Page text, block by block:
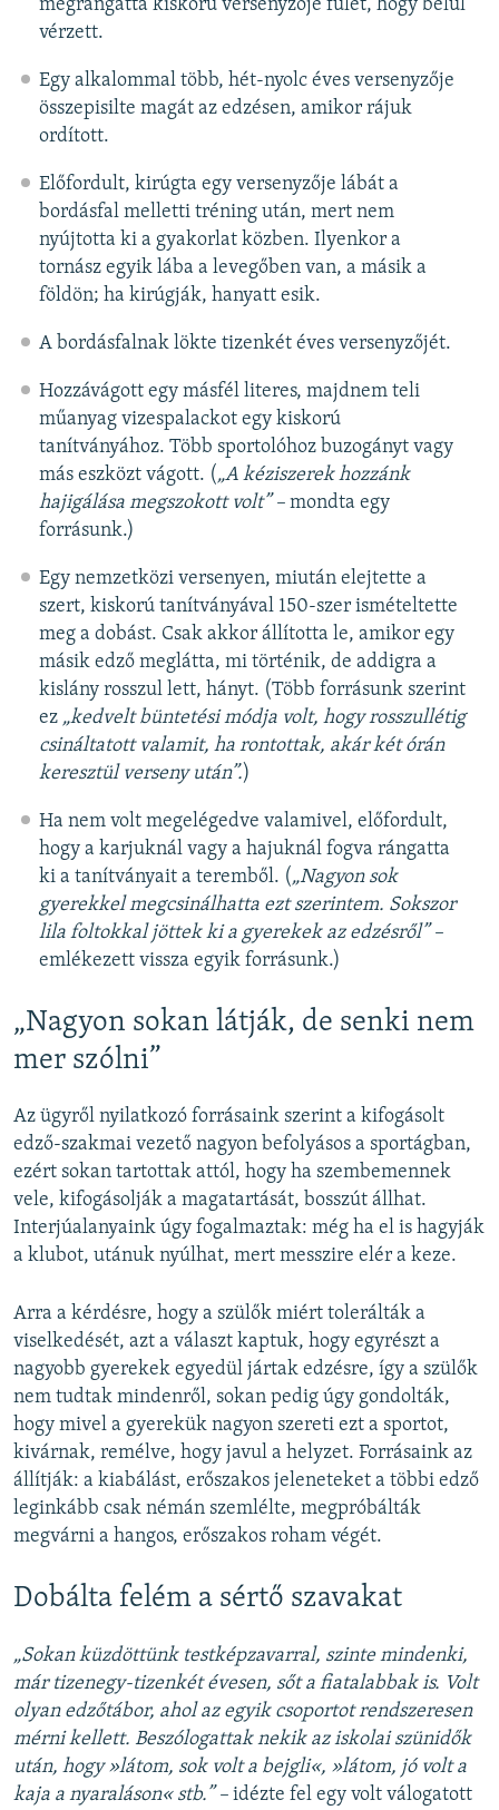
megrángatta kiskorú versenyzője fülét, hogy belül
vérzett.
Egy alkalommal több, hét-nyolc éves versenyzője
összepisilte magát az edzésen, amikor rájuk
ordított.
Előfordult, kirúgta egy versenyzője lábát a
bordásfal melletti tréning után, mert nem
nyújtotta ki a gyakorlat közben. Ilyenkor a
tornász egyik lába a levegőben van, a másik a
földön; ha kirúgják, hanyatt esik.
A bordásfalnak lökte tizenkét éves versenyzőjét.
Hozzávágott egy másfél literes, majdnem teli
műanyag vizespalackot egy kiskorú
tanítványához. Több sportolóhoz buzogányt vagy
más eszközt vágott. („A kéziszerek hozzánk
hajigálása megszokott volt” –mondta egy
forrásunk.)
Egy nemzetközi versenyen, miután elejtette a
szert, kiskorú tanítványával 150-szer ismételtette
meg a dobást. Csak akkor állította le, amikor egy
másik edző meglátta, mi történik, de addigra a
kislány rosszul lett, hányt. (Több forrásunk szerint
ez „kedvelt büntetési módja volt, hogy rosszullétig
csináltatott valamit, ha rontottak, akár két órán
keresztül verseny után”.)
Ha nem volt megelégedve valamivel, előfordult,
hogy a karjuknál vagy a hajuknál fogva rángatta
ki a tanítványait a teremből. („Nagyon sok
gyerekkel megcsinálhatta ezt szerintem. Sokszor
lila foltokkal jöttek ki a gyerekek az edzésről” –
emlékezett vissza egyik forrásunk.)
„Nagyon sokan látják, de senki nem
mer szólni”
Az ügyről nyilatkozó forrásaink szerint a kifogásolt
edző-szakmai vezető nagyon befolyásos a sportágban,
ezért sokan tartottak attól, hogy ha szembemennek
vele, kifogásolják a magatartását, bosszút állhat.
Interjúalanyaink úgy fogalmaztak: még ha el is hagyják
a klubot, utánuk nyúlhat, mert messzire elér a keze.
Arra a kérdésre, hogy a szülők miért tolerálták a
viselkedését, azt a választ kaptuk, hogy egyrészt a
nagyobb gyerekek egyedül jártak edzésre, így a szülők
nem tudtak mindenről, sokan pedig úgy gondolták,
hogy mivel a gyerekük nagyon szereti ezt a sportot,
kivárnak, remélve, hogy javul a helyzet. Forrásaink az
állítják: a kiabálást, erőszakos jeleneteket a többi edző
leginkább csak némán szemlélte, megpróbálták
megvárni a hangos, erőszakos roham végét.
Dobálta felém a sértő szavakat
„Sokan küzdöttünk testképzavarral, szinte mindenki,
már tizenegy-tizenkét évesen, sőt a fiatalabbak is. Volt
olyan edzőtábor, ahol az egyik csoportot rendszeresen
mérni kellett. Beszólogattak nekik az iskolai szünidők
után, hogy »látom, sok volt a bejgli«, »látom, jó volt a
kaja a nyaraláson« stb.” – idézte fel egy volt válogatott